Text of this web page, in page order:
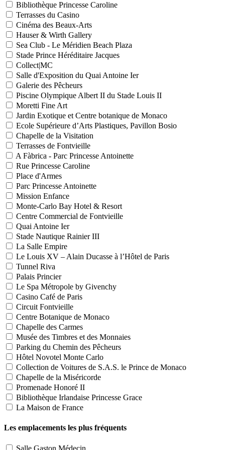
Bibliothèque Princesse Caroline
Terrasses du Casino
Cinéma des Beaux-Arts
Hauser & Wirth Gallery
Sea Club - Le Méridien Beach Plaza
Stade Prince Héréditaire Jacques
Collect|MC
Salle d'Exposition du Quai Antoine Ier
Galerie des Pêcheurs
Piscine Olympique Albert II du Stade Louis II
Moretti Fine Art
Jardin Exotique et Centre botanique de Monaco
Ecole Supérieure d’Arts Plastiques, Pavillon Bosio
Chapelle de la Visitation
Terrasses de Fontvieille
A Fàbrica - Parc Princesse Antoinette
Rue Princesse Caroline
Place d'Armes
Parc Princesse Antoinette
Mission Enfance
Monte-Carlo Bay Hotel & Resort
Centre Commercial de Fontvieille
Quai Antoine Ier
Stade Nautique Rainier III
La Salle Empire
Le Louis XV – Alain Ducasse à l’Hôtel de Paris
Tunnel Riva
Palais Princier
Le Spa Métropole by Givenchy
Casino Café de Paris
Circuit Fontvieille
Centre Botanique de Monaco
Chapelle des Carmes
Musée des Timbres et des Monnaies
Parking du Chemin des Pêcheurs
Hôtel Novotel Monte Carlo
Collection de Voitures de S.A.S. le Prince de Monaco
Chapelle de la Miséricorde
Promenade Honoré II
Bibliothèque Irlandaise Princesse Grace
La Maison de France
Les emplacements les plus fréquents
Salle Gaston Médecin